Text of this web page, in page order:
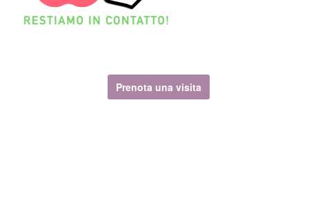
Prenota una visita